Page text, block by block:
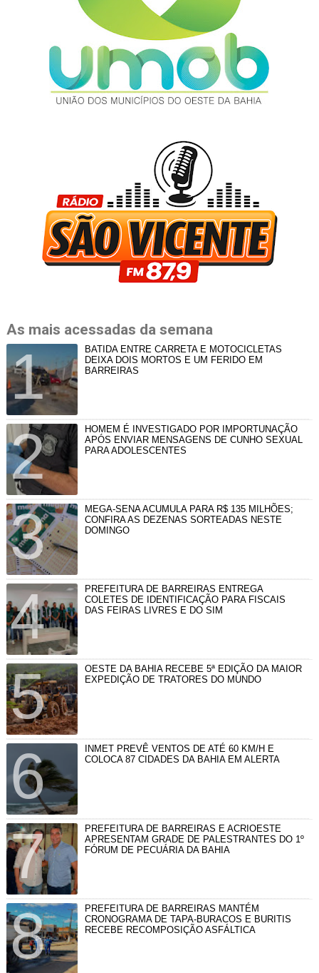
As mais acessadas da semana
BATIDA ENTRE CARRETA E MOTOCICLETAS
DEIXA DOIS MORTOS E UM FERIDO EM
BARREIRAS
HOMEM É INVESTIGADO POR IMPORTUNAÇÃO
APÓS ENVIAR MENSAGENS DE CUNHO SEXUAL
PARA ADOLESCENTES
MEGA-SENA ACUMULA PARA R$ 135 MILHÕES;
CONFIRA AS DEZENAS SORTEADAS NESTE
DOMINGO
PREFEITURA DE BARREIRAS ENTREGA
COLETES DE IDENTIFICAÇÃO PARA FISCAIS
DAS FEIRAS LIVRES E DO SIM
OESTE DA BAHIA RECEBE 5ª EDIÇÃO DA MAIOR
EXPEDIÇÃO DE TRATORES DO MUNDO
INMET PREVÊ VENTOS DE ATÉ 60 KM/H E
COLOCA 87 CIDADES DA BAHIA EM ALERTA
PREFEITURA DE BARREIRAS E ACRIOESTE
APRESENTAM GRADE DE PALESTRANTES DO 1º
FÓRUM DE PECUÁRIA DA BAHIA
PREFEITURA DE BARREIRAS MANTÉM
CRONOGRAMA DE TAPA-BURACOS E BURITIS
RECEBE RECOMPOSIÇÃO ASFÁLTICA